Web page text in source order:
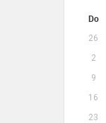
Do
26
2
9
16
23